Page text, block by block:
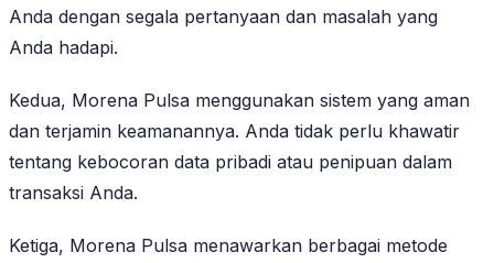
Anda dengan segala pertanyaan dan masalah yang
Anda hadapi.
Kedua, Morena Pulsa menggunakan sistem yang aman
dan terjamin keamanannya. Anda tidak perlu khawatir
tentang kebocoran data pribadi atau penipuan dalam
transaksi Anda.
Ketiga, Morena Pulsa menawarkan berbagai metode